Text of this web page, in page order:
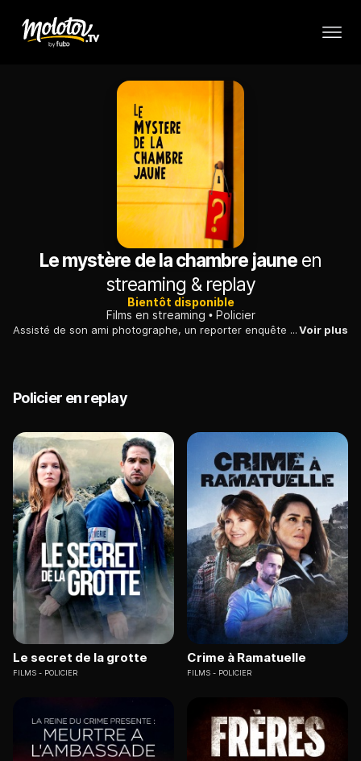
Le mystère de la chambre jaune en
streaming & replay
Bientôt disponible
Films en streaming
Policier
Assisté de son ami photographe, un reporter enquête pour retrouver celui ou celle qui a attenté à la vie de la fille d'un célèbre professeur.Voir plus
Policier en replay
Le secret de la grotte
FILMS POLICIER
Crime à Ramatuelle
FILMS POLICIER